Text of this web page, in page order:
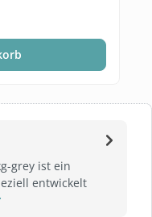
grey ist ein
entwickelt